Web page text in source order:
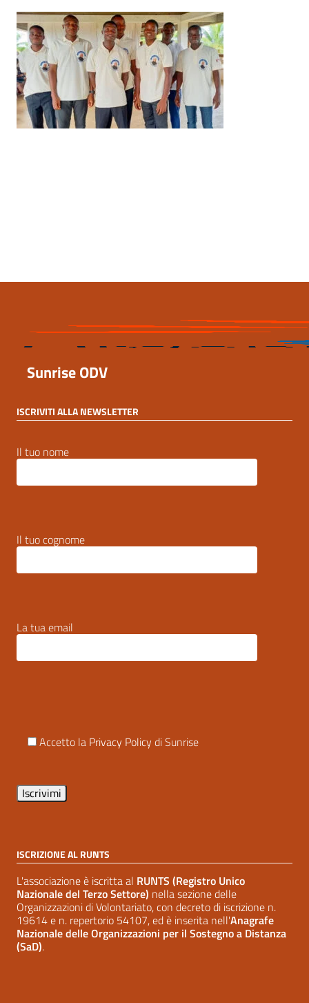
Sunrise ODV
ISCRIVITI ALLA NEWSLETTER
Il tuo nome
Il tuo cognome
La tua email
Accetto la Privacy Policy di Sunrise
ISCRIZIONE AL RUNTS
L'associazione è iscritta al RUNTS (Registro Unico
Nazionale del Terzo Settore) nella sezione delle
Organizzazioni di Volontariato, con decreto di iscrizione n.
19614 e n. repertorio 54107, ed è inserita nell'Anagrafe
Nazionale delle Organizzazioni per il Sostegno a Distanza
(SaD).